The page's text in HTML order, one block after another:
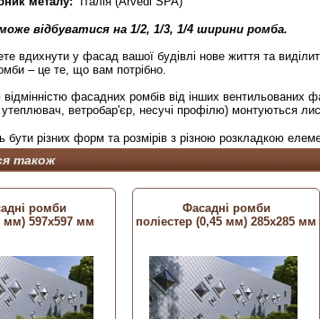
відбуватися на 1/2, 1/3, 1/4 ширини ромба.
вдихнути у фасад вашої будівлі нове життя та
– це те, що вам потрібно.
фасадних ромбів від інших вентильованих
ветробар'єр, несучі профілю) монтуються
різних форм та розмірів з різною розкладкою
також
ромби
мм) 597х597 мм
Фасадні ромби
поліестер (0,45 мм) 285х285 мм